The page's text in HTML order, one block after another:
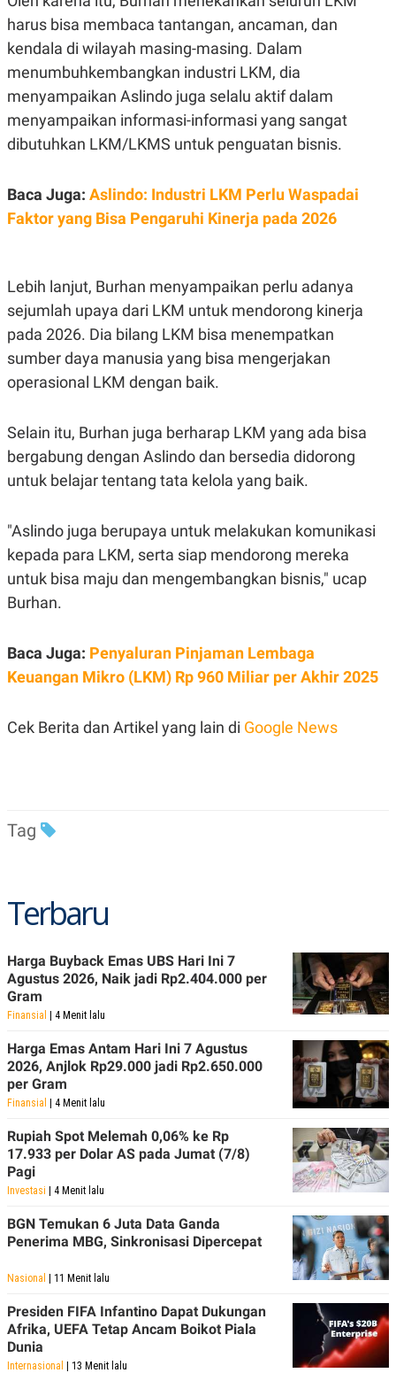
S
A
T
D
T
A
G
E
S
O
N
T
T
I
P
S
O
N
T
A
A
D
E
M
R
E
S
S
E
A
S
E
I
A
N
G
G
N
C
E
T
I
N
E
R
A
I
T
E
EA
S
G
M
I
A
.
D
SITEMAP
PEDOMAN
PEMBERITAAN
SIBER
PRIVACY
harus bisa membaca tantangan, ancaman, dan
kendala di wilayah masing-masing. Dalam
menumbuhkembangkan industri LKM, dia
menyampaikan Aslindo juga selalu aktif dalam
menyampaikan informasi-informasi yang sangat
dibutuhkan LKM/LKMS untuk penguatan bisnis.
Baca Juga: Aslindo: Industri LKM Perlu Waspadai
Faktor yang Bisa Pengaruhi Kinerja pada 2026
Lebih lanjut, Burhan menyampaikan perlu adanya
sejumlah upaya dari LKM untuk mendorong kinerja
pada 2026. Dia bilang LKM bisa menempatkan
sumber daya manusia yang bisa mengerjakan
operasional LKM dengan baik.
Selain itu, Burhan juga berharap LKM yang ada bisa
bergabung dengan Aslindo dan bersedia didorong
untuk belajar tentang tata kelola yang baik.
"Aslindo juga berupaya untuk melakukan komunikasi
kepada para LKM, serta siap mendorong mereka
untuk bisa maju dan mengembangkan bisnis," ucap
Burhan.
Baca Juga: Penyaluran Pinjaman Lembaga
Keuangan Mikro (LKM) Rp 960 Miliar per Akhir 2025
Cek Berita dan Artikel yang lain di Google News
Tag
Terbaru
Harga Buyback Emas UBS Hari Ini 7
Agustus 2026, Naik jadi Rp2.404.000 per
Gram
Finansial | 4 Menit lalu
Harga Emas Antam Hari Ini 7 Agustus
2026, Anjlok Rp29.000 jadi Rp2.650.000
per Gram
Finansial | 4 Menit lalu
Rupiah Spot Melemah 0,06% ke Rp
17.933 per Dolar AS pada Jumat (7/8)
Pagi
Investasi | 4 Menit lalu
BGN Temukan 6 Juta Data Ganda
Penerima MBG, Sinkronisasi Dipercepat
Nasional | 11 Menit lalu
Presiden FIFA Infantino Dapat Dukungan
Afrika, UEFA Tetap Ancam Boikot Piala
Dunia
Internasional | 13 Menit lalu